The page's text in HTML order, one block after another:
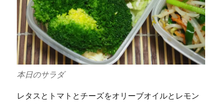
本日のサラダ
レタスとトマトとチーズをオリーブオイルとレモン